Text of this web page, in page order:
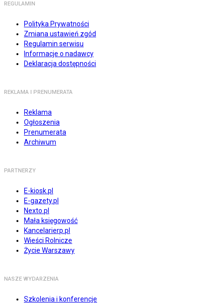
REGULAMIN
Polityka Prywatności
Zmiana ustawień zgód
Regulamin serwisu
Informacje o nadawcy
Deklaracja dostępności
REKLAMA I PRENUMERATA
Reklama
Ogłoszenia
Prenumerata
Archiwum
PARTNERZY
E-kiosk.pl
E-gazety.pl
Nexto.pl
Mała księgowość
Kancelarierp.pl
Wieści Rolnicze
Życie Warszawy
NASZE WYDARZENIA
Szkolenia i konferencje